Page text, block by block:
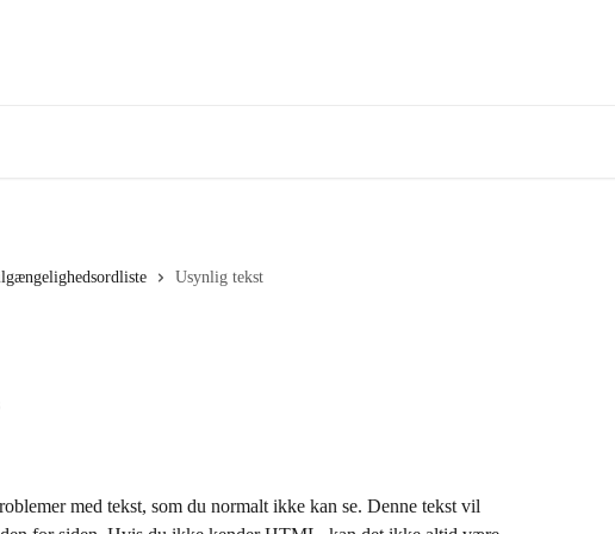
Usynlig tekst
med tekst, som du normalt ikke kan se. Denne tekst vil